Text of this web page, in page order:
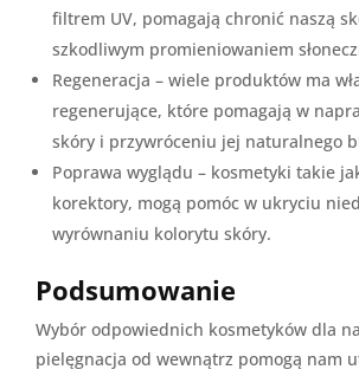
filtrem UV, pomagają chronić naszą
szkodliwym promieniowaniem
Regeneracja – wiele produktów ma
regenerujące, które pomagają w
skóry i przywróceniu jej naturalnego
Poprawa wyglądu – kosmetyki takie
korektory, mogą pomóc w ukryciu
wyrównaniu kolorytu skóry.
Podsumowanie
Wybór odpowiednich kosmetyków dla
pielęgnacja od wewnątrz pomogą nam